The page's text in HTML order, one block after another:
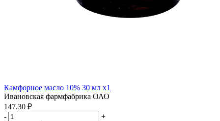
Камфорное масло 10% 30 мл x1
Ивановская фармфабрика ОАО
147.30 ₽
-
+